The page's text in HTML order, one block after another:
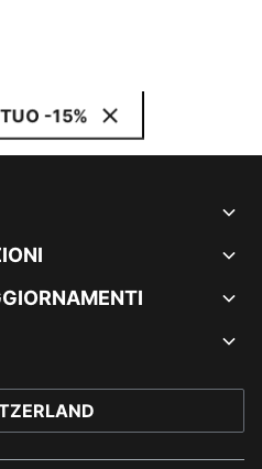
-15%